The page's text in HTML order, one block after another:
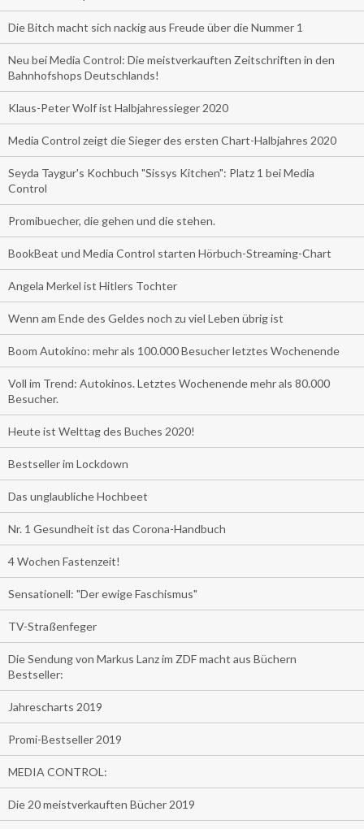
Die Bitch macht sich nackig aus Freude über die Nummer 1
Neu bei Media Control: Die meistverkauften Zeitschriften in den
Bahnhofshops Deutschlands!
Klaus-Peter Wolf ist Halbjahressieger 2020
Media Control zeigt die Sieger des ersten Chart-Halbjahres 2020
Seyda Taygur's Kochbuch "Sissys Kitchen": Platz 1 bei Media
Control
Promibuecher, die gehen und die stehen.
BookBeat und Media Control starten Hörbuch-Streaming-Chart
Angela Merkel ist Hitlers Tochter
Wenn am Ende des Geldes noch zu viel Leben übrig ist
Boom Autokino: mehr als 100.000 Besucher letztes Wochenende
Voll im Trend: Autokinos. Letztes Wochenende mehr als 80.000
Besucher.
Heute ist Welttag des Buches 2020!
Bestseller im Lockdown
Das unglaubliche Hochbeet
Nr. 1 Gesundheit ist das Corona-Handbuch
4 Wochen Fastenzeit!
Sensationell: "Der ewige Faschismus"
TV-Straßenfeger
Die Sendung von Markus Lanz im ZDF macht aus Büchern
Bestseller:
Jahrescharts 2019
Promi-Bestseller 2019
MEDIA CONTROL:
Die 20 meistverkauften Bücher 2019